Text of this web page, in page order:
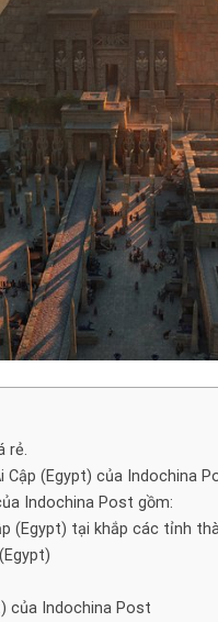
rẻ.
Cập (Egypt) của Indochina
Indochina Post gồm:
(Egypt) tại khắp các tỉnh
của Indochina Post